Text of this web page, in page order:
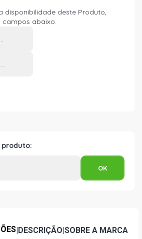
disponibilidade deste Produto,
campos abaixo.
|DESCRIÇÃO|SOBRE A MARCA